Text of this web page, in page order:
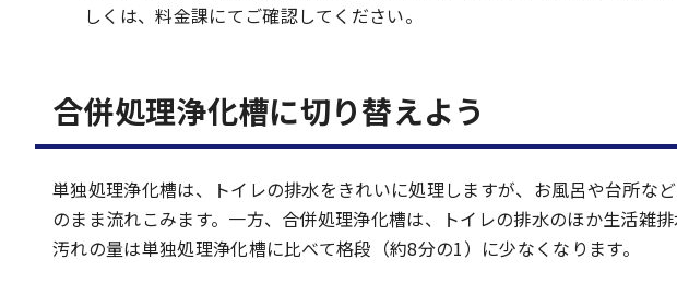
しくは、料金課にてご確認してください。
合併処理浄化槽に切り替えよう
単独処理浄化槽は、トイレの排水をきれいに処理しますが、お風呂や台所な
のまま流れこみます。一方、合併処理浄化槽は、トイレの排水のほか生活雑
汚れの量は単独処理浄化槽に比べて格段（約8分の1）に少なくなります。